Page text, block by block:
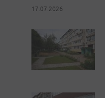
17.07.2026